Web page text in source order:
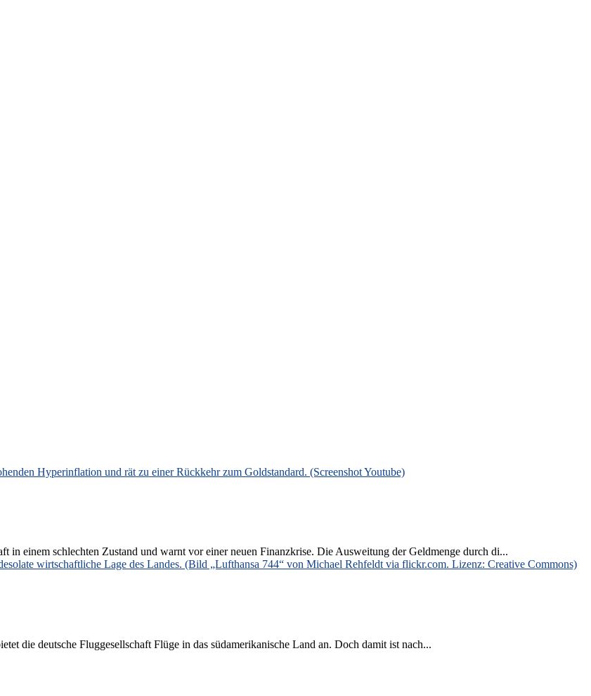
in einem schlechten Zustand und warnt vor einer neuen Finanzkrise. Die Ausweitung der Geldmenge durch di...
die deutsche Fluggesellschaft Flüge in das südamerikanische Land an. Doch damit ist nach...